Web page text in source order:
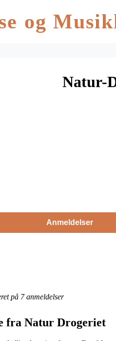
og
Natur-
Anmeldelser
på 7 anmeldelser
fra Natur Drogeriet